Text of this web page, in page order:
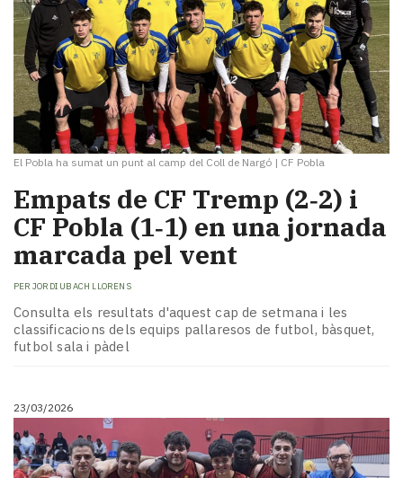
El Pobla ha sumat un punt al camp del Coll de Nargó | CF Pobla
Empats de CF Tremp (2‑2) i
CF Pobla (1‑1) en una jornada
marcada pel vent
PER JORDI UBACH LLORENS
Consulta els resultats d'aquest cap de setmana i les
classificacions dels equips pallaresos de futbol, bàsquet,
futbol sala i pàdel
23/03/2026